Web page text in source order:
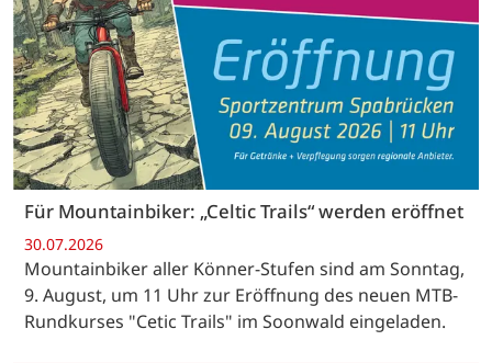
Für Mountainbiker: „Celtic Trails“ werden eröffnet
30.07.2026
Mountainbiker aller Könner-Stufen sind am Sonntag,
9. August, um 11 Uhr zur Eröffnung des neuen MTB-
Rundkurses "Cetic Trails" im Soonwald eingeladen.